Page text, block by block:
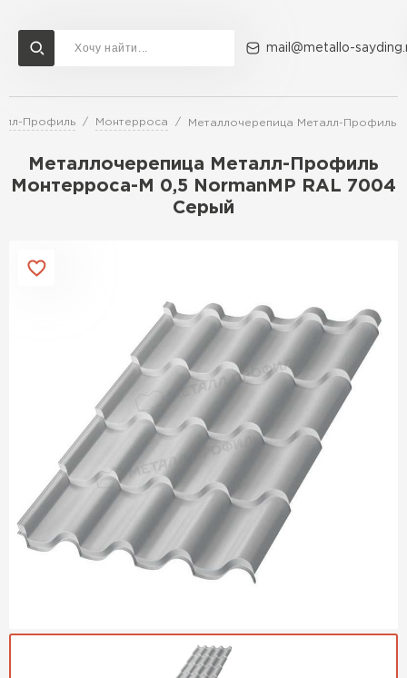
mail@metallo-
Профиль Монтерроса Металлочерепица Металл-Профиль
Металлочерепица Металл-Профиль
Монтерроса-M 0,5 NormanMP RAL 7004
Серый
Доставка и оплата Акции О компании Контакты
Перейти в каталог